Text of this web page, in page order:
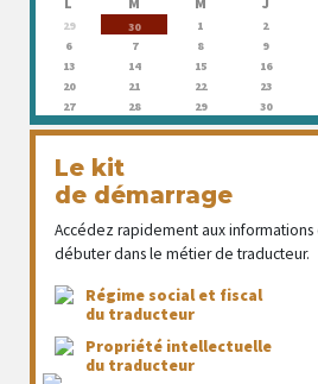
29 30 1 2
6
7 8 9
13
14 15 16
20
21 22 23
27
28 29 30
Le kit
de démarrage
Accédez rapidement aux
débuter dans le métier de traducteur.
Régime social et fiscal
du traducteur
Propriété intellectuelle
du traducteur